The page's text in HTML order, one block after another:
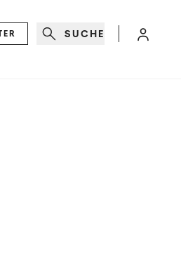
SUCHE